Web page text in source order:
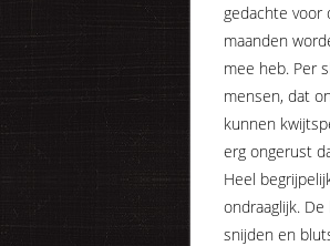
gedachte voor
maanden
mee heb. Per
mensen, dat
kunnen
erg ongerust
Heel
ondraaglijk.
snijden en